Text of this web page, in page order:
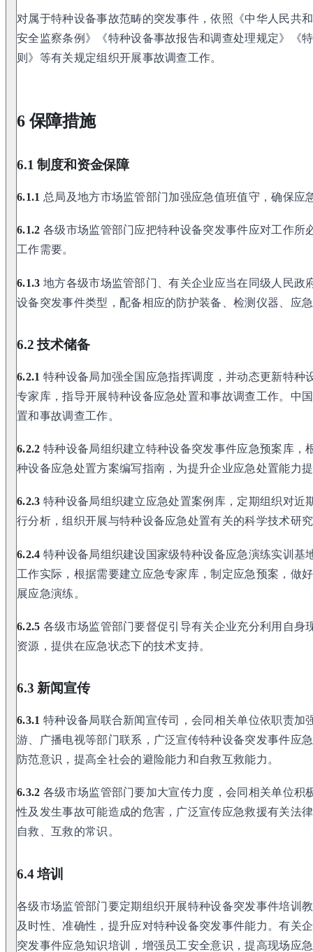
对属于特种设备事故范畴的突发事件，依照《中华人民共
安全监察条例》《特种设备事故报告和调查处理规定》《
则》等有关规定组织开展事故调查工作。
6 保障措施
6.1 制度和资金保障
6.1.1 总局及地方市场监管部门加强应急值班值守，确保应
6.1.2 各级市场监管部门应把特种设备突发事件应对工作所
工作需要。
6.1.3 地方各级市场监管部门、有关企业应当在同级人民政
设备突发事件类型，配备相应的防护装备、检测仪器、应
6.2 技术储备
6.2.1 特种设备局加强全国应急指挥调度，并动态更新特种
专家库，指导开展特种设备应急处置和事故调查工作。中
置和事故调查工作。
6.2.2 特种设备局组织建立特种设备突发事件应急预案库，
种设备应急处置方案编写指南，为提升企业应急处置能力
6.2.3 特种设备局组织建立应急处置案例库，定期组织对近
行分析，组织开展与特种设备应急处置有关的科学技术研
6.2.4 特种设备局组织建设国家级特种设备应急演练实训基
工作实际，根据需要建立应急专家库，制定应急预案，做
展应急演练。
6.2.5 各级市场监管部门要督促引导有关企业充分利用自身
资源，提供在应急状态下的技术支持。
6.3 新闻宣传
6.3.1 特种设备局联合新闻宣传司，会同相关单位依职责加
游、广播电视等部门联系，广泛宣传特种设备突发事件应
防范意识，提高全社会的避险能力和自救互救能力。
6.3.2 各级市场监管部门要加大宣传力度，会同相关单位积
性及发生事故可能造成的危害，广泛宣传应急救援有关法
自救、互救的常识。
6.4 培训
各级市场监管部门要定期组织开展特种设备突发事件培训
及时性、准确性，提升应对特种设备突发事件能力。有关
突发事件应急知识培训，增强员工安全意识，提高现场应